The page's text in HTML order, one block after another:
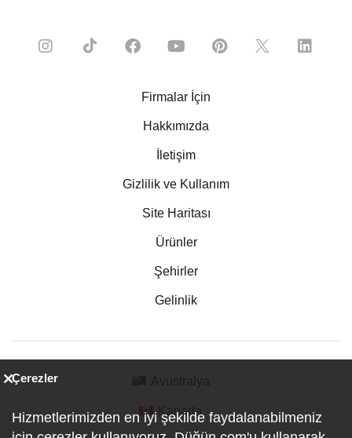
Firmalar İçin
Hakkımızda
İletişim
Gizlilik ve Kullanım
Site Haritası
Ürünler
Şehirler
Gelinlik
Kanada
Çerezler
Hizmetlerimizden en iyi şekilde faydalanabilmeniz